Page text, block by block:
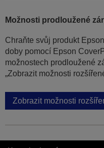
Možnosti prodloužené
Chraňte svůj produkt
doby pomocí Epson
možnostech prodloužené
„Zobrazit možnosti
Zobrazit možnosti